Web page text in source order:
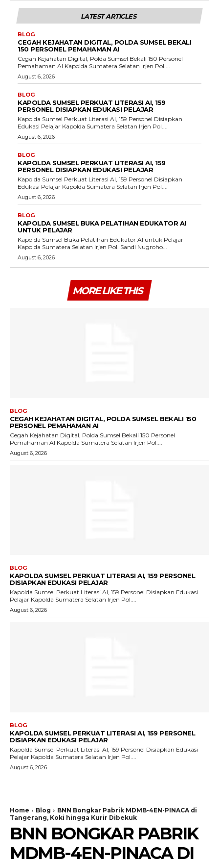
LATEST ARTICLES
BLOG
CEGAH KEJAHATAN DIGITAL, POLDA SUMSEL BEKALI
150 PERSONEL PEMAHAMAN AI
Cegah Kejahatan Digital, Polda Sumsel Bekali 150 Personel
Pemahaman AI Kapolda Sumatera Selatan Irjen Pol....
August 6, 2026
BLOG
KAPOLDA SUMSEL PERKUAT LITERASI AI, 159
PERSONEL DISIAPKAN EDUKASI PELAJAR
Kapolda Sumsel Perkuat Literasi AI, 159 Personel Disiapkan
Edukasi Pelajar Kapolda Sumatera Selatan Irjen Pol....
August 6, 2026
BLOG
KAPOLDA SUMSEL PERKUAT LITERASI AI, 159
PERSONEL DISIAPKAN EDUKASI PELAJAR
Kapolda Sumsel Perkuat Literasi AI, 159 Personel Disiapkan
Edukasi Pelajar Kapolda Sumatera Selatan Irjen Pol....
August 6, 2026
BLOG
KAPOLDA SUMSEL BUKA PELATIHAN EDUKATOR AI
UNTUK PELAJAR
Kapolda Sumsel Buka Pelatihan Edukator AI untuk Pelajar
Kapolda Sumatera Selatan Irjen Pol. Sandi Nugroho...
August 6, 2026
MORE LIKE THIS
BLOG
CEGAH KEJAHATAN DIGITAL, POLDA SUMSEL BEKALI 150
PERSONEL PEMAHAMAN AI
Cegah Kejahatan Digital, Polda Sumsel Bekali 150 Personel
Pemahaman AI Kapolda Sumatera Selatan Irjen Pol....
August 6, 2026
BLOG
KAPOLDA SUMSEL PERKUAT LITERASI AI, 159 PERSONEL
DISIAPKAN EDUKASI PELAJAR
Kapolda Sumsel Perkuat Literasi AI, 159 Personel Disiapkan Edukasi
Pelajar Kapolda Sumatera Selatan Irjen Pol....
August 6, 2026
BLOG
KAPOLDA SUMSEL PERKUAT LITERASI AI, 159 PERSONEL
DISIAPKAN EDUKASI PELAJAR
Kapolda Sumsel Perkuat Literasi AI, 159 Personel Disiapkan Edukasi
Pelajar Kapolda Sumatera Selatan Irjen Pol....
August 6, 2026